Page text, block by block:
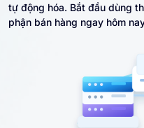
tự động hóa. Bắt đầu dùng
phận bán hàng ngay hôm